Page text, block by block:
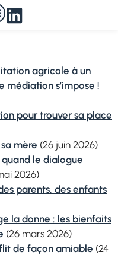
agricole à un
médiation s’impose !
pour trouver sa place
mère (26 juin 2026)
le dialogue
2026)
parents, des enfants
la donne : les bienfaits
(26 mars 2026)
de façon amiable (24